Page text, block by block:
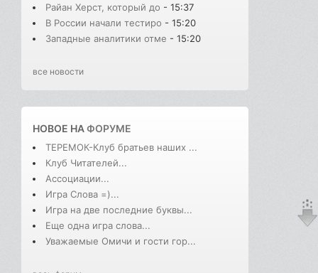
Райан Херст, который до - 15:37
В России начали тестиро - 15:20
Западные аналитики отме - 15:20
все новости
НОВОЕ НАФОРУМЕ
ТЕРЕМОК-Клуб братьев наших ...
Клуб Читателей...
Ассоциации...
Игра Слова =)...
Игра на две последние буквы...
Еще одна игра слова...
Уважаемые Омичи и гости гор...